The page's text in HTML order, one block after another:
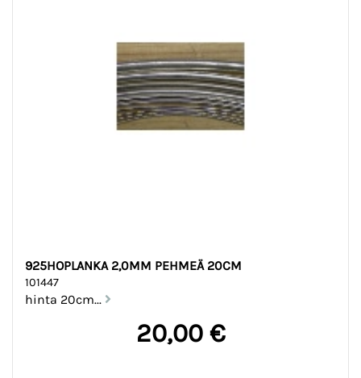
925HOPLANKA 2,0MM PEHMEÄ 20CM
101447
hinta 20cm...
20,00 €